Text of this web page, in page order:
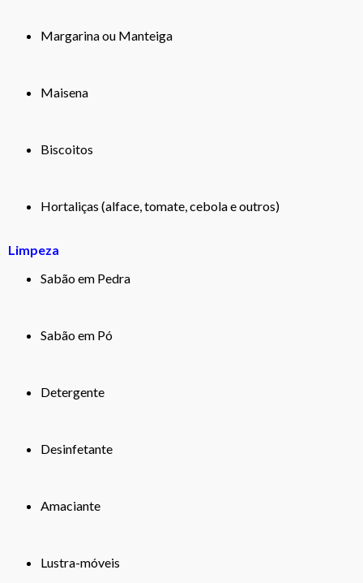
Margarina ou Manteiga
Maisena
Biscoitos
Hortaliças (alface, tomate, cebola e outros)
Limpeza
Sabão em Pedra
Sabão em Pó
Detergente
Desinfetante
Amaciante
Lustra-móveis